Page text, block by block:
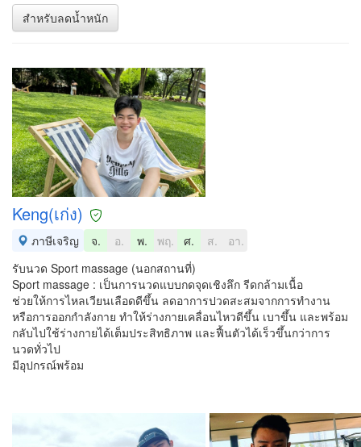
สำหรับลดน้ำหนัก
Keng(เก่ง)
ภาษีเจริญ จ. อ. พ. พฤ. ศ. ส.
อา.
รับนวด Sport massage (นอกสถานที่)
Sport massage : เป็นการนวดแบบกดจุดเชิงลึก รีดกล้ามเนื้อ
ช่วยให้การไหลเวียนเลือดดีขึ้น ลดอาการปวดสะสมจากการทำงาน
หรือการออกกำลังกาย ทำให้ร่างกายเคลื่อนไหวดีขึ้น เบาขึ้น และพร้อม
กลับไปใช้ร่างกายได้เต็มประสิทธิภาพ และฟื้นตัวได้เร็วขึ้นกว่าการ
นวดทั่วไป
มีอุปกรณ์พร้อม